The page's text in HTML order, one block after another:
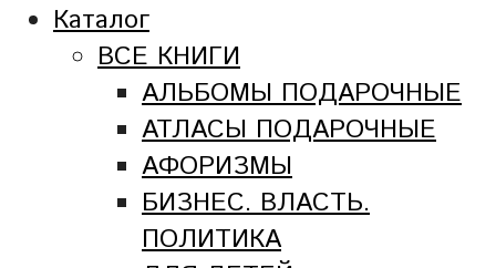
Каталог
ВСЕ КНИГИ
АЛЬБОМЫ ПОДАРОЧНЫЕ
АТЛАСЫ ПОДАРОЧНЫЕ
АФОРИЗМЫ
БИЗНЕС. ВЛАСТЬ.
ПОЛИТИКА